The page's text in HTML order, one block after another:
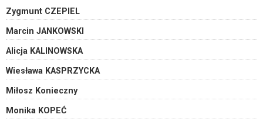
Zygmunt CZEPIEL
Marcin JANKOWSKI
Alicja KALINOWSKA
Wiesława KASPRZYCKA
Miłosz Konieczny
Monika KOPEĆ